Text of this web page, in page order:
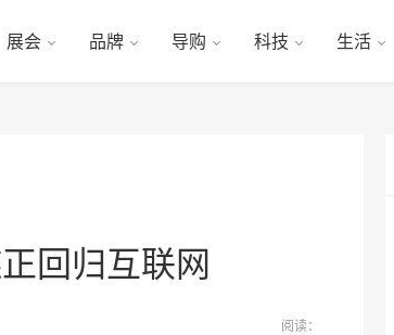
展会 品牌 导购 科技 生活
回归互联网
阅读：